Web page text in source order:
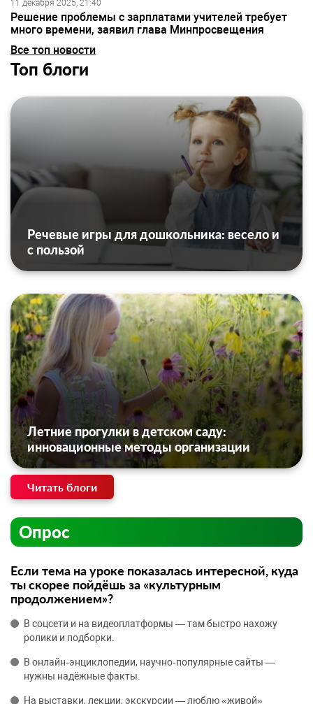
11 декабря 2025, 21:40
Решение проблемы с зарплатами учителей требует
много времени, заявил глава Минпросвещения
Все топ новости
Топ блоги
Речевые игры для дошкольника: весело и
с пользой
Летние прогулки в детском саду:
инновационные методы организации
Читать блоги
Опрос
Если тема на уроке показалась интересной, куда
ты скорее пойдёшь за «культурным
продолжением»?
В соцсети и на видеоплатформы — там быстро нахожу
ролики и подборки.
В онлайн‑энциклопедии, научно‑популярные сайты —
нужны надёжные факты.
На выставки, лекции, экскурсии — люблю «живой»